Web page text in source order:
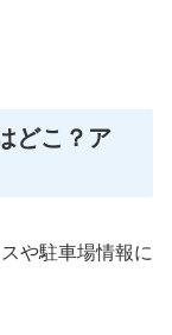
どこ？ア
や駐車場情報に